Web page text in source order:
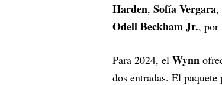
Harden, Sofía Vergara,
Odell Beckham Jr., por
Para 2024, el Wynn
dos entradas. El